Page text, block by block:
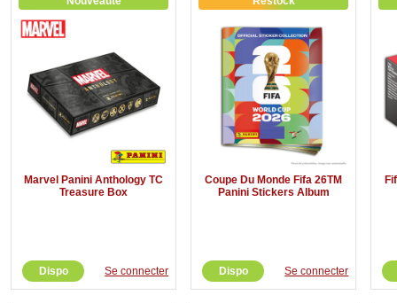
Marvel Panini Anthology TC
Treasure Box
Dispo Se connecter
Coupe Du Monde Fifa 26TM
Panini Stickers Album
Dispo Se connecter